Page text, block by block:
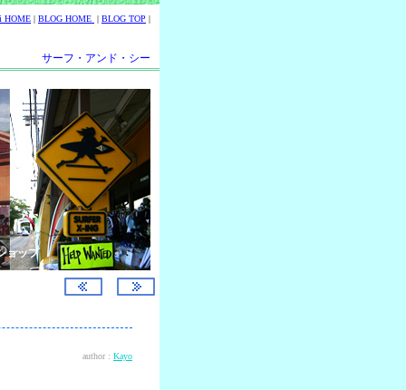
HOME | BLOG HOME | BLOG TOP |
サーフ・アンド・シー
ョップ
author : Kayo